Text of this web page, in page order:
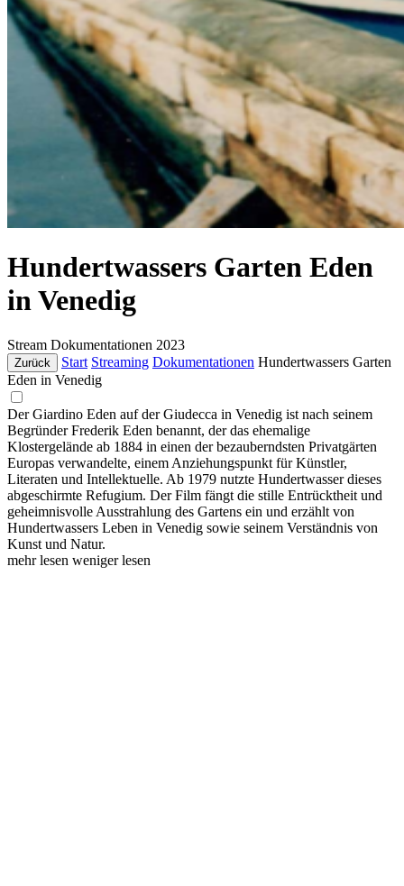
Hundertwassers Garten Eden
in Venedig
Stream Dokumentationen 2023
Zurück Start Streaming Dokumentationen Hundertwassers Garten
Eden in Venedig
Der Giardino Eden auf der Giudecca in Venedig ist nach seinem
Begründer Frederik Eden benannt, der das ehemalige
Klostergelände ab 1884 in einen der bezauberndsten Privatgärten
Europas verwandelte, einem Anziehungspunkt für Künstler,
Literaten und Intellektuelle. Ab 1979 nutzte Hundertwasser dieses
abgeschirmte Refugium. Der Film fängt die stille Entrücktheit und
geheimnisvolle Ausstrahlung des Gartens ein und erzählt von
Hundertwassers Leben in Venedig sowie seinem Verständnis von
Kunst und Natur.
mehr lesen weniger lesen